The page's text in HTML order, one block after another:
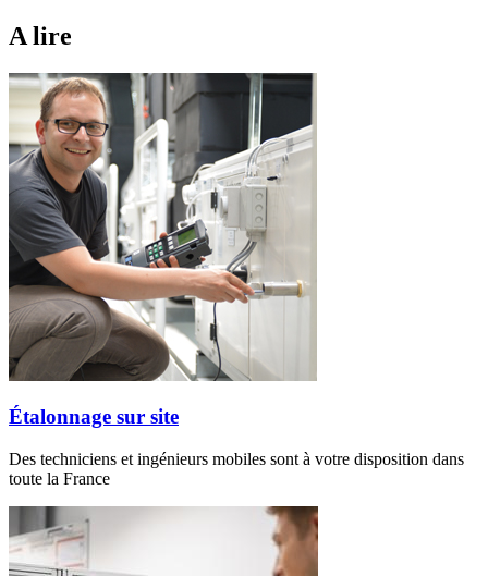
A lire
Étalonnage sur site
Des techniciens et ingénieurs mobiles sont à votre disposition dans
toute la France